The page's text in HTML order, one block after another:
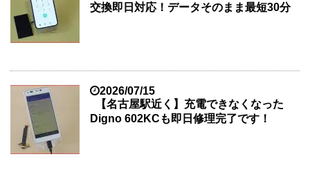
交換即日対応！データそのまま最短30分
2026/07/15
【名古屋駅近く】充電できなくなった
Digno 602KCも即日修理完了です！